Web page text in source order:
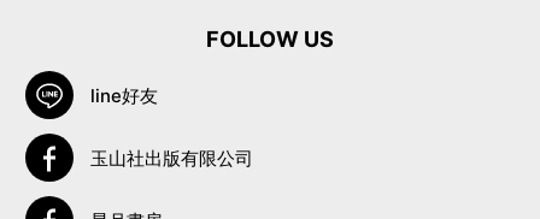
FOLLOW US
line好友
玉山社出版有限公司